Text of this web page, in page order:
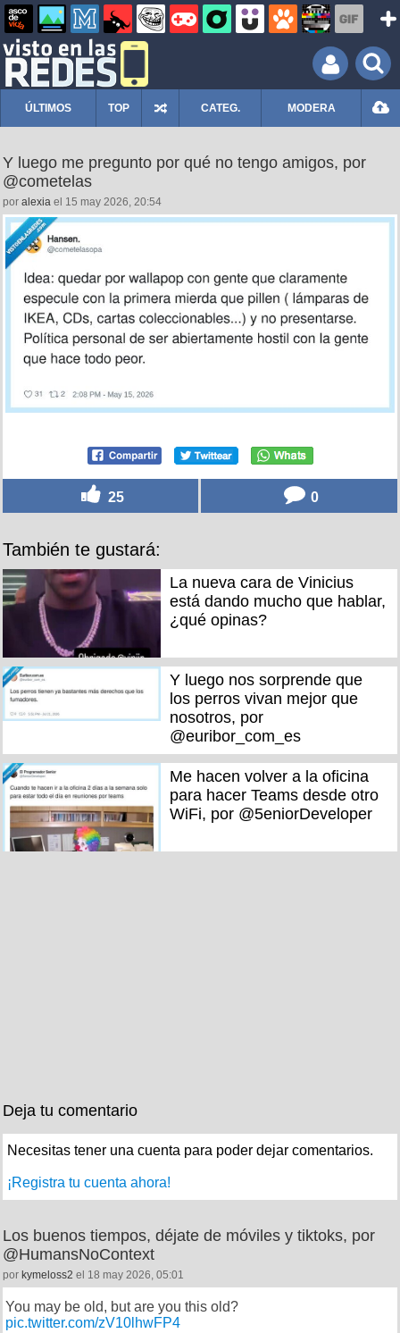
ÚLTIMOS TOP CATEG. MODERA
Y luego me pregunto por qué no tengo amigos, por
@cometelas
por alexia el 15 may 2026, 20:54
25 0
También te gustará:
La nueva cara de Vinicius
está dando mucho que hablar,
¿qué opinas?
Y luego nos sorprende que
los perros vivan mejor que
nosotros, por
@euribor_com_es
Me hacen volver a la oficina
para hacer Teams desde otro
WiFi, por @5eniorDeveloper
Deja tu comentario
Necesitas tener una cuenta para poder dejar comentarios.
¡Registra tu cuenta ahora!
Los buenos tiempos, déjate de móviles y tiktoks, por
@HumansNoContext
por kymeloss2 el 18 may 2026, 05:01
You may be old, but are you this old?
pic.twitter.com/zV10lhwFP4